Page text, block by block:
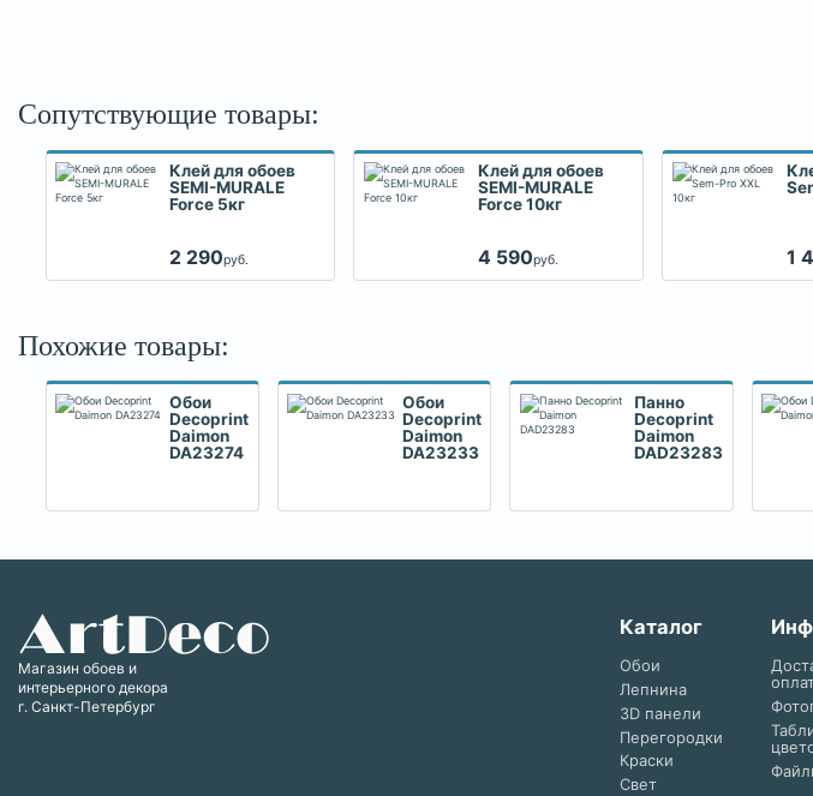
Сопутствующие товары:
Клей для обоев
SEMI-MURALE
Force 5кг
2 290руб.
Клей для обоев
SEMI-MURALE
Force 10кг
4 590руб. 1
Похожие товары:
Обои
Decoprint
Daimon
DA23274
Обои
Decoprint
Daimon
DA23233
Панно
Decoprint
Daimon
DAD23283
Магазин обоев и
интерьерного декора
г. Санкт-Петербург
Каталог
Обои
Лепнина
3D панели
Перегородки
Краски
Свет